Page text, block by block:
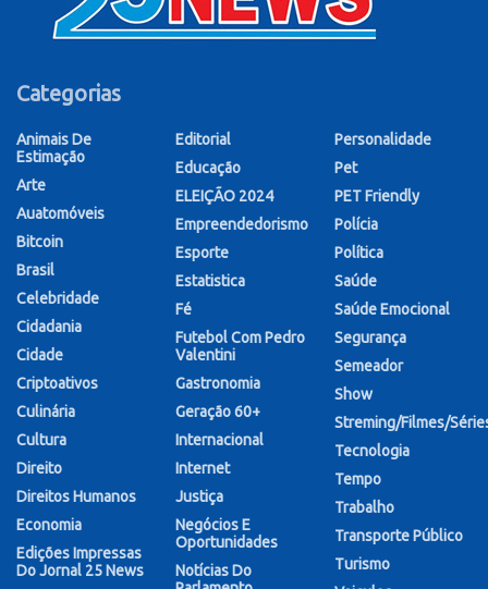
Categorias
Animais De
Estimação
Arte
Auatomóveis
Bitcoin
Brasil
Celebridade
Cidadania
Cidade
Criptoativos
Culinária
Cultura
Direito
Direitos Humanos
Economia
Edições Impressas
Do Jornal 25 News
Editorial
Educação
ELEIÇÃO 2024
Empreendedorismo
Esporte
Estatistica
Fé
Futebol Com Pedro
Valentini
Gastronomia
Geração 60+
Internacional
Internet
Justiça
Negócios E
Oportunidades
Notícias Do
Personalidade
Pet
PET Friendly
Polícia
Política
Saúde
Saúde Emocional
Segurança
Semeador
Show
Streming/Filmes/
Tecnologia
Tempo
Trabalho
Transporte Público
Turismo